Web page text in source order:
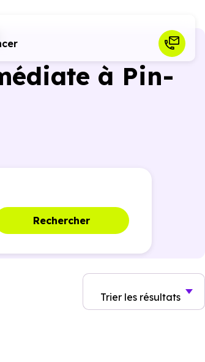
à Pin-
Rechercher
Trier les résultats